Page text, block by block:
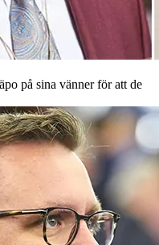
på sina vänner för att de